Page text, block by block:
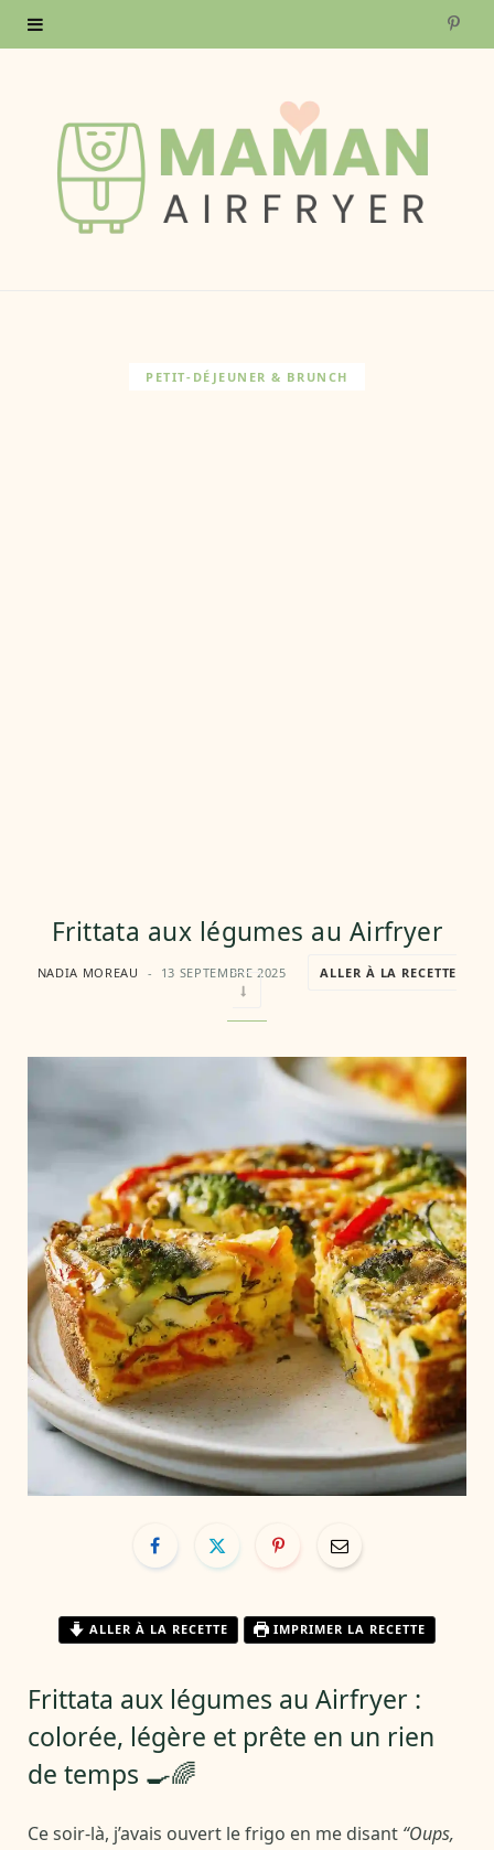
P
PETIT-DÉJEUNER & BRUNCH
Frittata aux légumes au Airfryer
NADIA MOREAU 13 SEPTEMBRE 2025 ALLER À LA RECETTE
ALLER À LA RECETTE IMPRIMER LA RECETTE
Frittata aux légumes au Airfryer :
colorée, légère et prête en un rien
de temps 🍳🌈
Ce soir-là, j’avais ouvert le frigo en me disant “Oups,